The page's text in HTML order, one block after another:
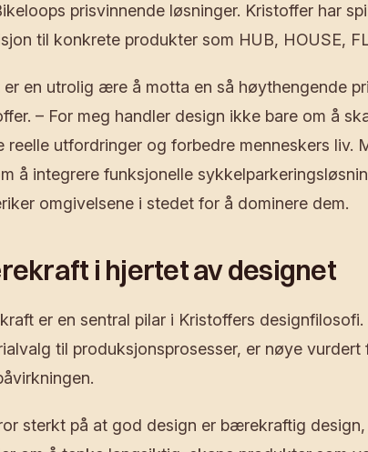
prisvinnende løsninger. Kristoffer har
til konkrete produkter som HUB, HOUSE,
er en utrolig ære å motta en så høythengende
– For meg handler design ikke bare om å
reelle utfordringer og forbedre menneskers liv.
å integrere funksjonelle
omgivelsene i stedet for å dominere dem.
i hjertet av designet
er en sentral pilar i Kristoffers
til produksjonsprosesser, er nøye vurdert
sterkt på at god design er bærekraftig